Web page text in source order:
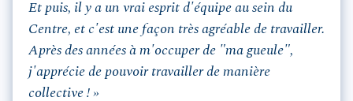
Et puis, il y a un vrai esprit d'équipe au sein du
Centre, et c'est une façon très agréable de travailler.
Après des années à m'occuper de "ma gueule",
j'apprécie de pouvoir travailler de manière
collective ! »